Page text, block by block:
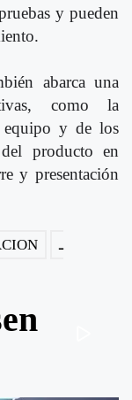
y pueden
abarca una
como la
equipo y de los
producto en
y presentación